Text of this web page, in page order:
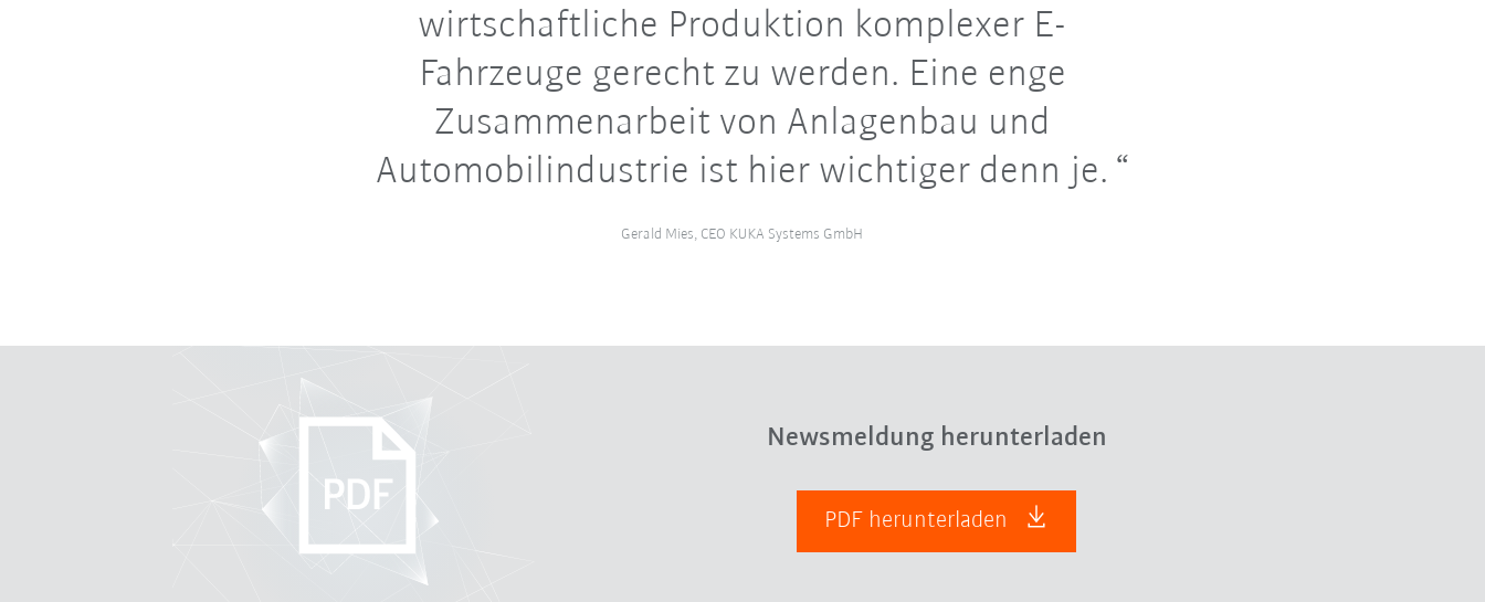
wirtschaftliche Produktion komplexer E-
Fahrzeuge gerecht zu werden. Eine enge
Zusammenarbeit von Anlagenbau und
Automobilindustrie ist hier wichtiger denn je.
Gerald Mies, CEO KUKA Systems GmbH
Newsmeldung herunterladen
PDF herunterladen